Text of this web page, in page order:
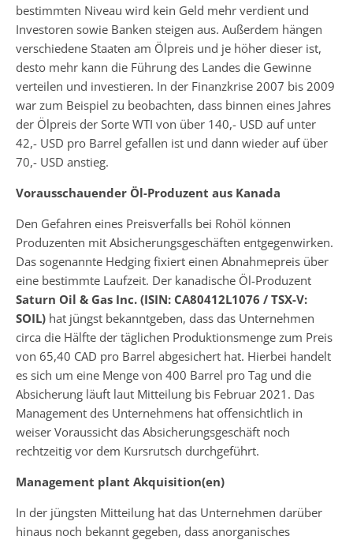
bestimmten Niveau wird kein Geld mehr verdient und
Investoren sowie Banken steigen aus. Außerdem hängen
verschiedene Staaten am Ölpreis und je höher dieser ist,
desto mehr kann die Führung des Landes die Gewinne
verteilen und investieren. In der Finanzkrise 2007 bis 2009
war zum Beispiel zu beobachten, dass binnen eines Jahres
der Ölpreis der Sorte WTI von über 140,- USD auf unter
42,- USD pro Barrel gefallen ist und dann wieder auf über
70,- USD anstieg.
Vorausschauender Öl-Produzent aus Kanada
Den Gefahren eines Preisverfalls bei Rohöl können
Produzenten mit Absicherungsgeschäften entgegenwirken.
Das sogenannte Hedging fixiert einen Abnahmepreis über
eine bestimmte Laufzeit. Der kanadische Öl-Produzent
Saturn Oil & Gas Inc. (ISIN: CA80412L1076 / TSX-V:
SOIL) hat jüngst bekanntgeben, dass das Unternehmen
circa die Hälfte der täglichen Produktionsmenge zum Preis
von 65,40 CAD pro Barrel abgesichert hat. Hierbei handelt
es sich um eine Menge von 400 Barrel pro Tag und die
Absicherung läuft laut Mitteilung bis Februar 2021. Das
Management des Unternehmens hat offensichtlich in
weiser Voraussicht das Absicherungsgeschäft noch
rechtzeitig vor dem Kursrutsch durchgeführt.
Management plant Akquisition(en)
In der jüngsten Mitteilung hat das Unternehmen darüber
hinaus noch bekannt gegeben, dass anorganisches